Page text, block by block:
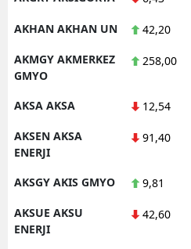
AKHAN AKHAN UN 42,20
AKMGY AKMERKEZ
GMYO
258,00
AKSA AKSA 12,54
AKSEN AKSA
ENERJI
91,40
AKSGY AKIS GMYO 9,81
AKSUE AKSU
ENERJI
42,60